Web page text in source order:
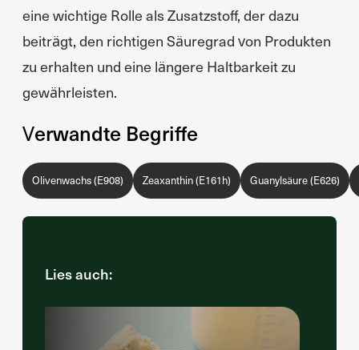
eine wichtige Rolle als Zusatzstoff, der dazu
beiträgt, den richtigen Säuregrad von Produkten
zu erhalten und eine längere Haltbarkeit zu
gewährleisten.
Verwandte Begriffe
Olivenwachs (E908) Zeaxanthin (E161h) Guanylsäure (E626)
Lies auch: